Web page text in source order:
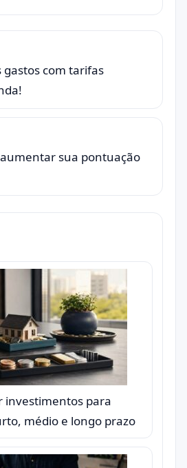
gastos com tarifas
sua pontuação
investimentos para
médio e longo prazo